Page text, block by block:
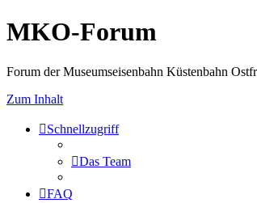
MKO-Forum
Forum der Museumseisenbahn Küstenbahn
Zum Inhalt
Schnellzugriff
Das Team
FAQ